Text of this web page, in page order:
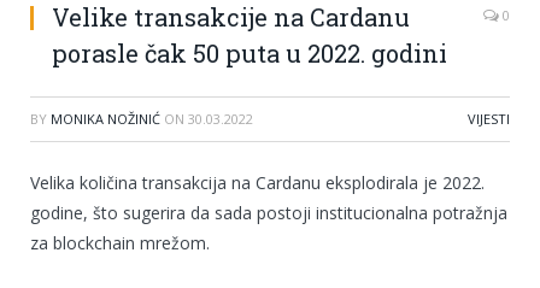
Velike transakcije na Cardanu
porasle čak 50 puta u 2022. godini
0
BY MONIKA NOŽINIĆ ON 30.03.2022 VIJESTI
Velika količina transakcija na Cardanu eksplodirala je 2022.
godine, što sugerira da sada postoji institucionalna potražnja
za blockchain mrežom.